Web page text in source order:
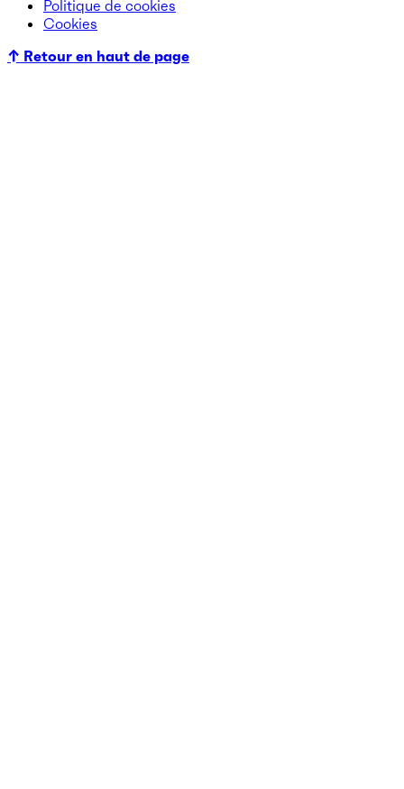
Politique de cookies
Cookies
↑ Retour en haut de page